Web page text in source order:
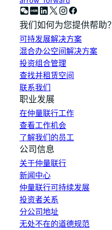
我们如何为您提供帮助？
可持发展解决方案
混合办公空间解决方案
投资组合管理
查找并租赁空间
联系我们
职业发展
在仲量联行工作
查看工作机会
了解我们的员工
公司信息
关于仲量联行
新闻中心
仲量联行可持续发展
投资者关系
分公司地址
无处不在的道德规范